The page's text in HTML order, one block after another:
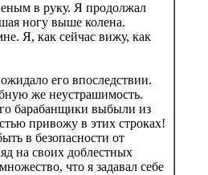
в руку. Я продолжал
ногу выше колена.
Я, как сейчас вижу, как
его впоследствии.
же неустрашимость.
барабанщики выбыли из
привожу в этих строках!
в безопасности от
на своих доблестных
что я задавал себе